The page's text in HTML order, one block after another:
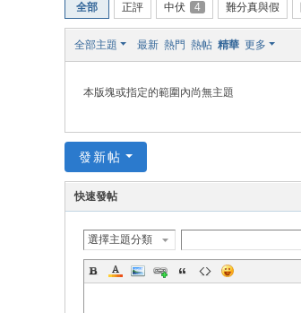
all全部 正評 中伏 4 難分真與假
全部主題 最新 熱門 熱帖 精華 更多
本版塊或指定的範圍內尚無主題
發新帖
快速發帖
選擇主題分類